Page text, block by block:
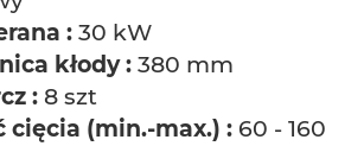
: 30 kW
kłody : 380 mm
: 8 szt
cięcia (min.-max.) : 60 - 160